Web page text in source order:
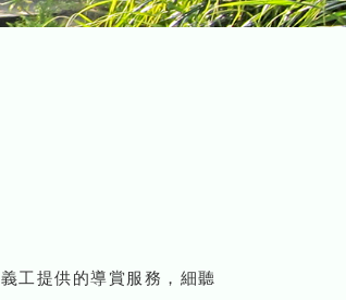
工提供的導賞服務，細聽